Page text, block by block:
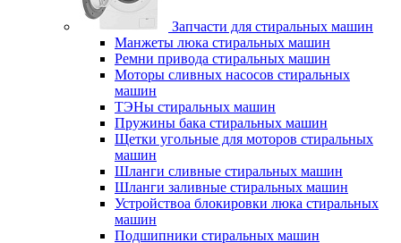
Запчасти для стиральных машин
Манжеты люка стиральных машин
Ремни привода стиральных машин
Моторы сливных насосов стиральных
машин
ТЭНы стиральных машин
Пружины бака стиральных машин
Щетки угольные для моторов стиральных
машин
Шланги сливные стиральных машин
Шланги заливные стиральных машин
Устройствоа блокировки люка стиральных
машин
Подшипники стиральных машин